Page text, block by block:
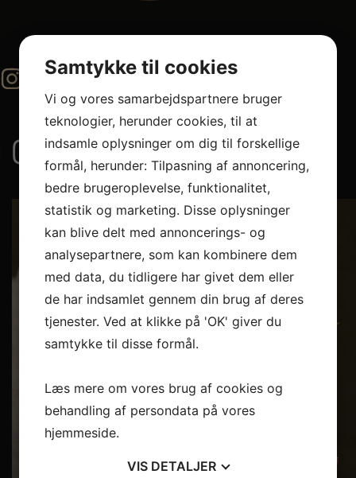
@izumisushi
steiftenshuen
Hos Izumi Frederiberg er vi glade for at...
Samtykke til cookies
Vi og vores samarbejdspartnere bruger
teknologier, herunder cookies, til at
indsamle oplysninger om dig til forskellige
formål, herunder: Tilpasning af annoncering,
bedre brugeroplevelse, funktionalitet,
statistik og marketing. Disse oplysninger
kan blive delt med annoncerings- og
analysepartnere, som kan kombinere dem
med data, du tidligere har givet dem eller
de har indsamlet gennem din brug af deres
tjenester. Ved at klikke på 'OK' giver du
samtykke til disse formål.
Læs mere om vores brug af cookies og
behandling af persondata på vores
hjemmeside.
VIS DETALJER